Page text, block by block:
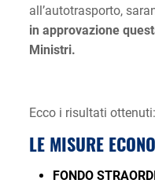
all’autotrasporto,
in approvazione
Ministri.
Ecco i risultati ottenuti:
LE MISURE
FONDO